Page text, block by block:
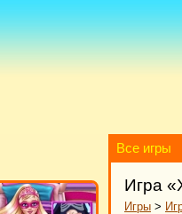
Все игры
Игра
Игры >